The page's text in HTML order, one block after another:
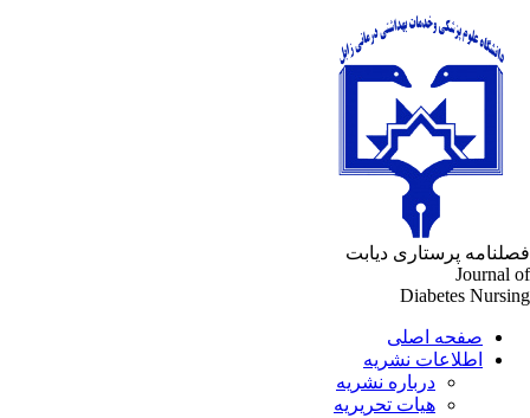
پرستاری دیابت
Journal
Diabetes
صفحه اصلی
اطلاعات نشریه
درباره نشریه
هیات تحریریه